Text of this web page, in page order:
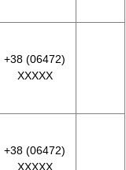
+38 (06472)
XXXXX
+38 (06472)
XXXXX